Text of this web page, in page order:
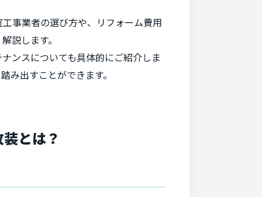
事業者の選び方や、リフォーム費用
説します。
ンスについても具体的にご紹介しま
み出すことができます。
とは？